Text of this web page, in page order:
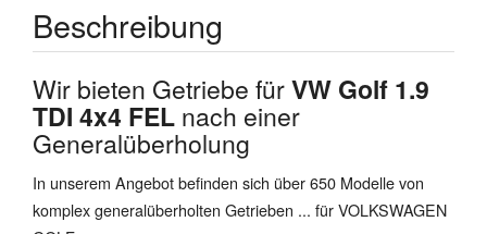
Beschreibung
Wir bieten Getriebe fürVW Golf 1.9
TDI 4x4 FEL nach einer
Generalüberholung
In unserem Angebot befinden sich über 650 Modelle von
komplex generalüberholten Getrieben ... für VOLKSWAGEN